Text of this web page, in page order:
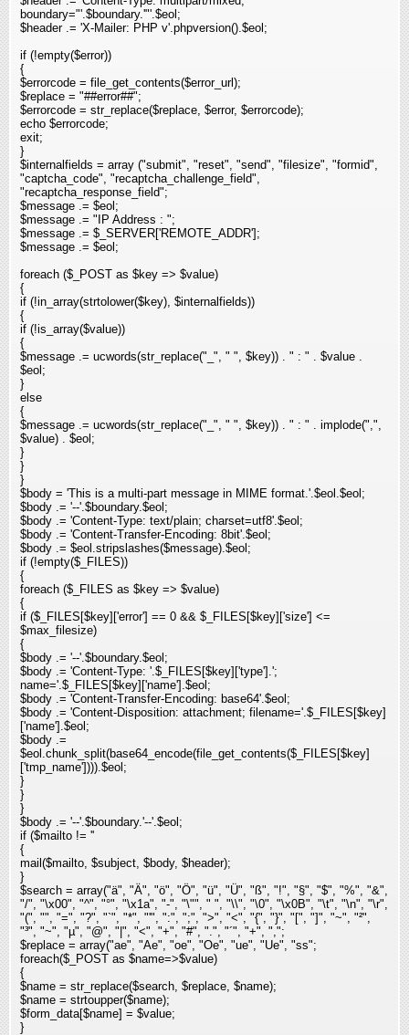
boundary="'.$boundary.'"'.$eol;
$header .= 'X-Mailer: PHP v'.phpversion().$eol;
if (!empty($error))
{
$errorcode = file_get_contents($error_url);
$replace = "##error##";
$errorcode = str_replace($replace, $error, $errorcode);
echo $errorcode;
exit;
}
$internalfields = array ("submit", "reset", "send", "filesize", "formid",
"captcha_code", "recaptcha_challenge_field",
"recaptcha_response_field";
$message .= $eol;
$message .= "IP Address : ";
$message .= $_SERVER['REMOTE_ADDR'];
$message .= $eol;
foreach ($_POST as $key => $value)
{
if (!in_array(strtolower($key), $internalfields))
{
if (!is_array($value))
{
$message .= ucwords(str_replace("_", " ", $key)) . " : " . $value .
$eol;
}
else
{
$message .= ucwords(str_replace("_", " ", $key)) . " : " . implode(",",
$value) . $eol;
}
}
}
$body = 'This is a multi-part message in MIME format.'.$eol.$eol;
$body .= '--'.$boundary.$eol;
$body .= 'Content-Type: text/plain; charset=utf8'.$eol;
$body .= 'Content-Transfer-Encoding: 8bit'.$eol;
$body .= $eol.stripslashes($message).$eol;
if (!empty($_FILES))
{
foreach ($_FILES as $key => $value)
{
if ($_FILES[$key]['error'] == 0 && $_FILES[$key]['size'] <=
$max_filesize)
{
$body .= '--'.$boundary.$eol;
$body .= 'Content-Type: '.$_FILES[$key]['type'].';
name='.$_FILES[$key]['name'].$eol;
$body .= 'Content-Transfer-Encoding: base64'.$eol;
$body .= 'Content-Disposition: attachment; filename='.$_FILES[$key]
['name'].$eol;
$body .=
$eol.chunk_split(base64_encode(file_get_contents($_FILES[$key]
['tmp_name']))).$eol;
}
}
}
$body .= '--'.$boundary.'--'.$eol;
if ($mailto != ''
{
mail($mailto, $subject, $body, $header);
}
$search = array("ä", "Ä", "ö", "Ö", "ü", "Ü", "ß", "!", "§", "$", "%", "&",
"/", "\x00", "^", "°", "\x1a", "-", "\"", " ", "\\", "\0", "\x0B", "\t", "\n", "\r",
"(", "", "=", "?", "`", "*", "'", ":", ";", ">", "<", "{", "}", "[", "]", "~", "²",
"³", "~", "µ", "@", "|", "<", "+", "#", ".", "´", "+", ",";
$replace = array("ae", "Ae", "oe", "Oe", "ue", "Ue", "ss";
foreach($_POST as $name=>$value)
{
$name = str_replace($search, $replace, $name);
$name = strtoupper($name);
$form_data[$name] = $value;
}